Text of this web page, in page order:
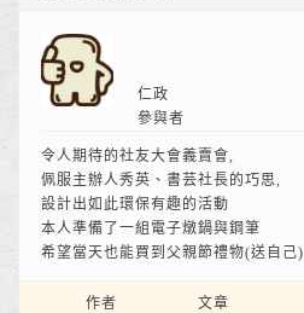
仁政
參與者
令人期待的社友大會義賣會,
佩服主辦人秀英、書芸社長的巧思,
設計出如此環保有趣的活動
本人準備了一組電子燉鍋與鋼筆
希望當天也能買到父親節禮物(送自己)
作者 文章